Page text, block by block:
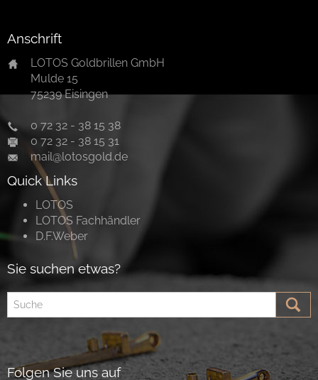
Anschrift
LOTOS Goldbrillen GmbH
Mulde 15
75239 Eisingen
0 72 32 - 38 15 38
0 72 32 - 38 15 31
mail@lotosgold.de
Quick Links
LOTOS
LOTOS Fachhändler
D.F.Weber
Sie suchen etwas?
Folgen Sie uns auf